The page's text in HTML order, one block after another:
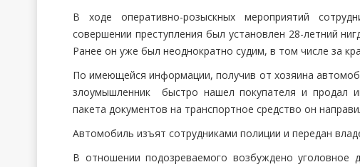
В ходе оперативно-розыскных мероприятий
совершении преступления был установлен 28-летний
Ранее он уже был неоднократно судим, в том числе за
По имеющейся информации, получив от хозяина
злоумышленник быстро нашел покупателя и продал
пакета документов на транспортное средство он
Автомобиль изъят сотрудниками полиции и передан
В отношении подозреваемого возбуждено уголовное